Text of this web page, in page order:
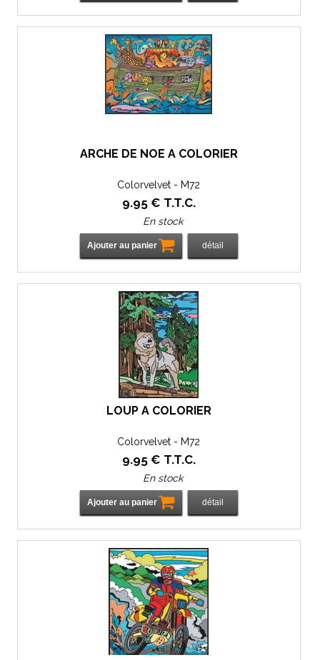
ARCHE DE NOÉ À COLORIER
Colorvelvet - M72
9.95 € T.T.C.
En stock
LOUP À COLORIER
Colorvelvet - M72
9.95 € T.T.C.
En stock